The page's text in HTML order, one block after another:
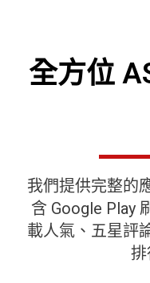
全方位
我們提供完整的
含 Google Play
載人氣、五星評